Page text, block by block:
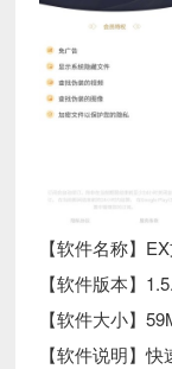
【软件名称】
【软件版本】
【软件大小】
【软件说明】